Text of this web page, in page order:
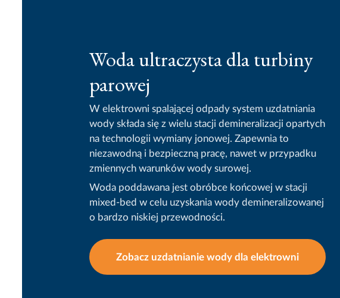
Woda ultraczysta dla turbiny
parowej
W elektrowni spalającej odpady system uzdatniania
wody składa się z wielu stacji demineralizacji opartych
na technologii wymiany jonowej. Zapewnia to
niezawodną i bezpieczną pracę, nawet w przypadku
zmiennych warunków wody surowej.
Woda poddawana jest obróbce końcowej w stacji
mixed-bed w celu uzyskania wody demineralizowanej
o bardzo niskiej przewodności.
Zobacz uzdatnianie wody dla elektrowni